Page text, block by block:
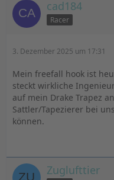
cad184
Racer
3. Dezember 2025 um 17:31
Mein freefall hook ist
steckt wirkliche
auf mein Drake Trapez
Sattler/Tapezierer bei
können.
Zuglufttier